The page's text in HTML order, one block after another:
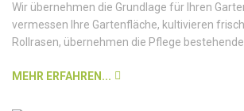
Wir übernehmen die Grundlage für Ihren
vermessen Ihre Gartenfläche, kultivieren
Rollrasen, übernehmen die Pflege
MEHR ERFAHREN...